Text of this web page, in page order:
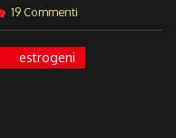
19 Commenti
estrogeni